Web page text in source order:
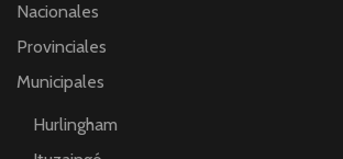
Nacionales
Provinciales
Municipales
Hurlingham